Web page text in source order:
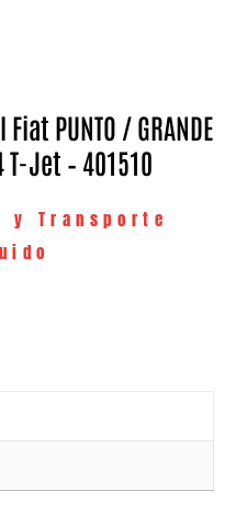
PUNTO / GRANDE
T-Jet – 401510
y Transporte